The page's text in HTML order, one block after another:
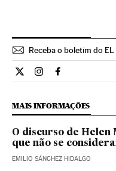
Receba o boletim do
Economia El País Brasil
Economia El País
Economia El
MAIS INFORMAÇÕES
O discurso de
que não se
EMILIO SÁNCHEZ HIDALGO